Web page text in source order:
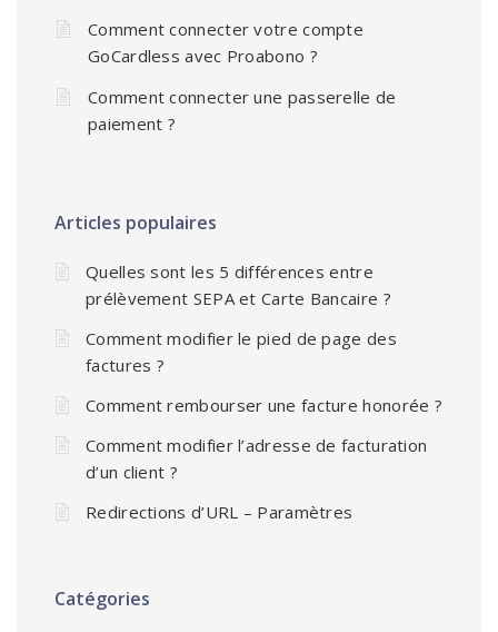
Comment connecter votre compte
GoCardless avec Proabono ?
Comment connecter une passerelle de
paiement ?
Articles populaires
Quelles sont les 5 différences entre
prélèvement SEPA et Carte Bancaire ?
Comment modifier le pied de page des
factures ?
Comment rembourser une facture honorée ?
Comment modifier l’adresse de facturation
d’un client ?
Redirections d’URL – Paramètres
Catégories